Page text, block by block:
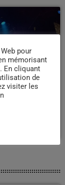
pour
mémorisant
En cliquant
de
visiter les